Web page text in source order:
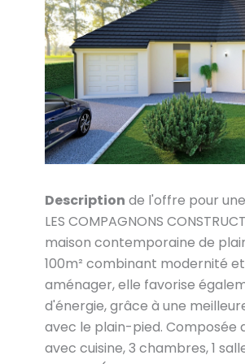
Description de l'offre pour
LES COMPAGNONS
maison contemporaine de
100m² combinant modernité
aménager, elle favorise
d'énergie, grâce à une
avec le plain-pied. Composée
avec cuisine, 3 chambres, 1